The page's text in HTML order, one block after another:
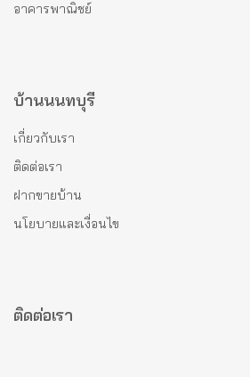
อาคารพาณิชย์
บ้านนนทบุรี
เกี่ยวกับเรา
ติดต่อเรา
ฝากขายบ้าน
นโยบายและเงื่อนไข
ติดต่อเรา